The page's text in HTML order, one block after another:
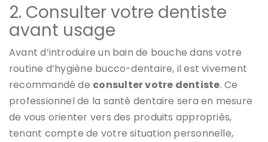
2. Consulter votre dentiste
avant usage
Avant d’introduire un bain de bouche dans votre
routine d’hygiène bucco-dentaire, il est vivement
recommandé de consulter votre dentiste. Ce
professionnel de la santé dentaire sera en mesure
de vous orienter vers des produits appropriés,
tenant compte de votre situation personnelle,